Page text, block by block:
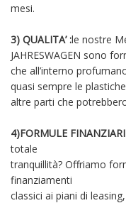
mesi.
3) QUALITA’ :le nostre
JAHRESWAGEN sono
che all’interno
quasi sempre le
altre parti che
4)FORMULE
totale
tranquillità? Offriamo
finanziamenti
classici ai piani di